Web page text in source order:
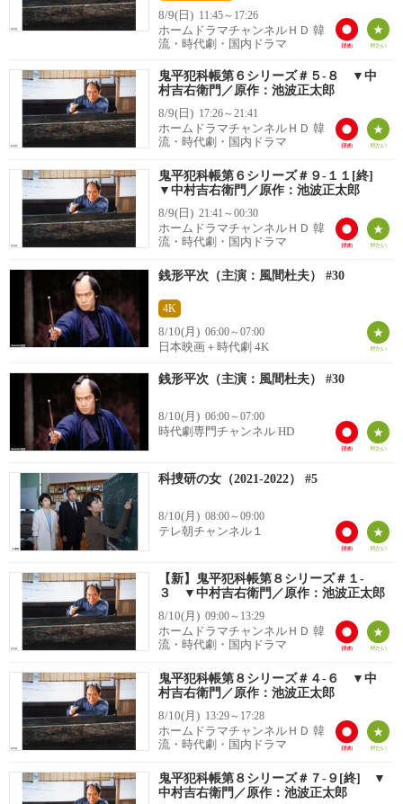
8/9(日) 11:45～17:26
ホームドラマチャンネルＨＤ 韓
流・時代劇・国内ドラマ
鬼平犯科帳第６シリーズ＃５-８ ▼中
村吉右衛門／原作：池波正太郎
8/9(日) 17:26～21:41
ホームドラマチャンネルＨＤ 韓
流・時代劇・国内ドラマ
鬼平犯科帳第６シリーズ＃９-１１[終]
▼中村吉右衛門／原作：池波正太郎
8/9(日) 21:41～00:30
ホームドラマチャンネルＨＤ 韓
流・時代劇・国内ドラマ
銭形平次（主演：風間杜夫） #30
4K
8/10(月) 06:00～07:00
日本映画＋時代劇 4K
銭形平次（主演：風間杜夫） #30
8/10(月) 06:00～07:00
時代劇専門チャンネル HD
科捜研の女（2021-2022） #5
8/10(月) 08:00～09:00
テレ朝チャンネル１
【新】鬼平犯科帳第８シリーズ＃１-
３ ▼中村吉右衛門／原作：池波正太郎
8/10(月) 09:00～13:29
ホームドラマチャンネルＨＤ 韓
流・時代劇・国内ドラマ
鬼平犯科帳第８シリーズ＃４-６ ▼中
村吉右衛門／原作：池波正太郎
8/10(月) 13:29～17:28
ホームドラマチャンネルＨＤ 韓
流・時代劇・国内ドラマ
鬼平犯科帳第８シリーズ＃７-９[終] ▼
中村吉右衛門／原作：池波正太郎